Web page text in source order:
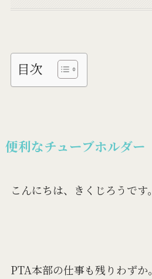
目次
便利なチューブホルダー
こんにちは、きくじろうです。
PTA本部の仕事も残りわずか。